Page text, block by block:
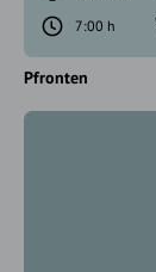
7:00 h
Pfronten